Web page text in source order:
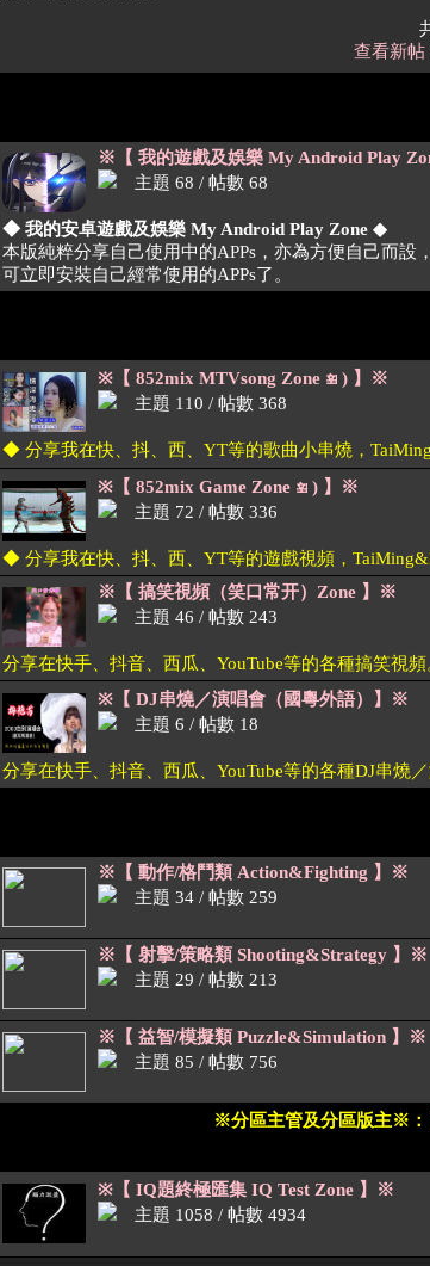
查看新帖
※【 我的遊戲及娛樂 My Android Play
主題 68 / 帖數 68
◆ 我的安卓遊戲及娛樂 My Android Play Zone ◆
本版純粹分享自己使用中的APPs，亦為方便自己而
可立即安裝自己經常使用的APPs了。
※【 852mix MTVsong Zone
) 】※
主題 110 / 帖數 368
◆ 分享我在快、抖、西、YT等的歌曲小串燒，
※【 852mix Game Zone
) 】※
主題 72 / 帖數 336
◆ 分享我在快、抖、西、YT等的遊戲視頻，
※【 搞笑視頻（笑口常开）Zone 】※
主題 46 / 帖數 243
分享在快手、抖音、西瓜、YouTube等的各種搞笑視頻
※【 DJ串燒／演唱會（國粵外語）】※
主題 6 / 帖數 18
分享在快手、抖音、西瓜、YouTube等的各種DJ串燒／
※【 動作/格鬥類 Action&Fighting 】※
主題 34 / 帖數 259
※【 射擊/策略類 Shooting&Strategy 】※
主題 29 / 帖數 213
※【 益智/模擬類 Puzzle&Simulation 】※
主題 85 / 帖數 756
※分區主管及分區版主※：
※【 IQ題終極匯集 IQ Test Zone 】※
主題 1058 / 帖數 4934